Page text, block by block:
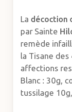
La décoction
par Sainte
remède
la Tisane
affections
Blanc : 30g,
tussilage